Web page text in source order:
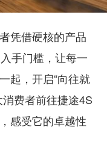
凭借硬核的产品
手门槛，让每一
起，开启“向往就
费者前往捷途4S
感受它的卓越性